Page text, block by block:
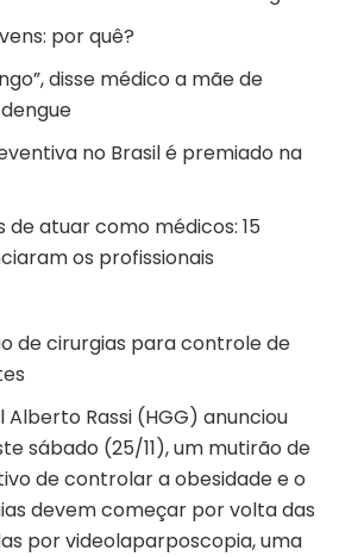
por quê?
disse médico a mãe de
no Brasil é premiado na
de atuar como médicos: 15
os profissionais
de cirurgias para controle de
Alberto Rassi (HGG) anunciou
sábado (25/11), um mutirão de
de controlar a obesidade e o
devem começar por volta das
por videolaparposcopia, uma